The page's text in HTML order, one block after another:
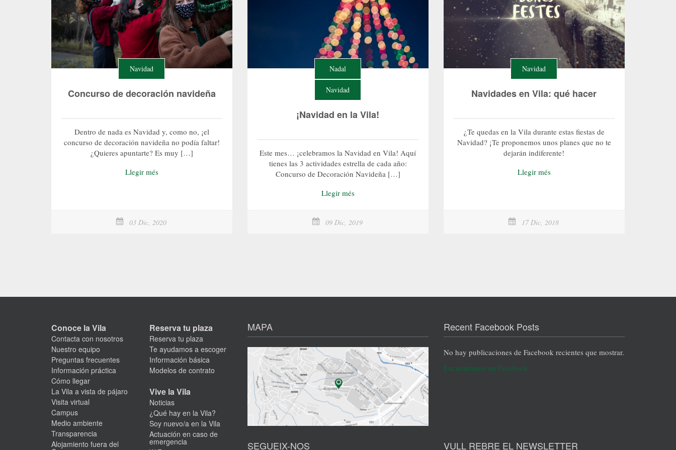
Navidad
Concurso de decoración navideña
Dentro de nada es Navidad y, como no, ¡el
concurso de decoración navideña no podía faltar!
¿Quieres apuntarte? Es muy […]
Llegir més
03 Dic, 2020
Nadal
Navidad
¡Navidad en la Vila!
Este mes… ¡celebramos la Navidad en Vila! Aquí
tienes las 3 actividades estrella de cada año:
Concurso de Decoración Navideña […]
Llegir més
09 Dic, 2019
Navidad
Navidades en Vila: qué hacer
¿Te quedas en la Vila durante estas fiestas de
Navidad? ¡Te proponemos unos planes que no te
dejarán indiferente!
Llegir més
17 Dic, 2018
Conoce la Vila
Contacta con nosotros
Nuestro equipo
Preguntas frecuentes
Información práctica
Cómo llegar
La Vila a vista de pájaro
Visita virtual
Campus
Medio ambiente
Transparencia
Alojamiento fuera del
Reserva tu plaza
Reserva tu plaza
Te ayudamos a escoger
Información básica
Modelos de contrato
Vive la Vila
Noticias
¿Qué hay en la Vila?
Soy nuevo/a en la Vila
Actuación en caso de
emergencia
MAPA Recent Facebook Posts
No hay publicaciones de Facebook recientes que mostrar.
Encuéntranos en Facebook
SEGUEIX-NOS VULL REBRE EL NEWSLETTER